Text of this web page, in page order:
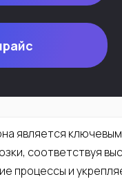
является
соответствуя
процессы и